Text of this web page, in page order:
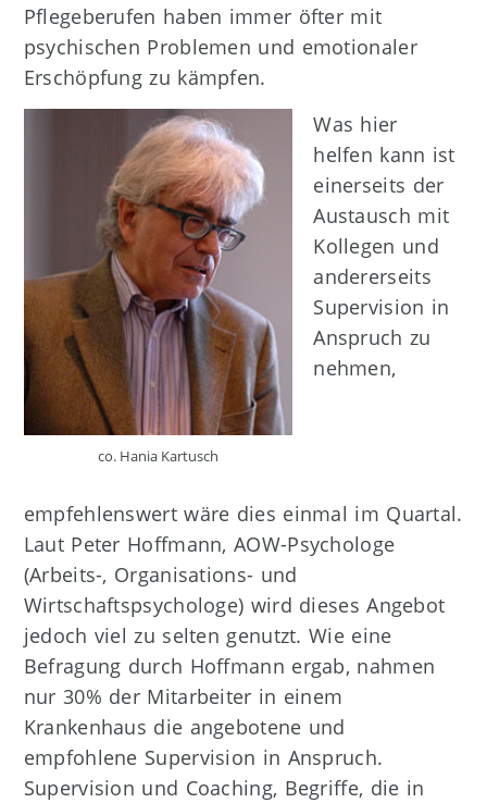
Pflegeberufen haben immer öfter mit
psychischen Problemen und emotionaler
Erschöpfung zu kämpfen.
co. Hania Kartusch
Was hier
helfen kann ist
einerseits der
Austausch mit
Kollegen und
andererseits
Supervision in
Anspruch zu
nehmen,
empfehlenswert wäre dies einmal im Quartal.
Laut Peter Hoffmann, AOW-Psychologe
(Arbeits-, Organisations- und
Wirtschaftspsychologe) wird dieses Angebot
jedoch viel zu selten genutzt. Wie eine
Befragung durch Hoffmann ergab, nahmen
nur 30% der Mitarbeiter in einem
Krankenhaus die angebotene und
empfohlene Supervision in Anspruch.
Supervision und Coaching, Begriffe, die in